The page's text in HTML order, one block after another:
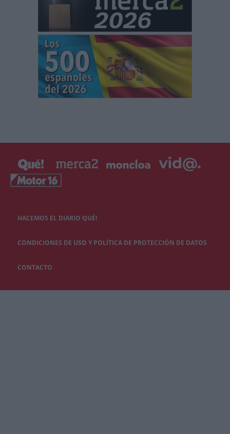
HACEMOS EL DIARIO QUÉ!
CONDICIONES DE USO Y POLÍTICA DE PROTECCIÓN DE DATOS
CONTACTO